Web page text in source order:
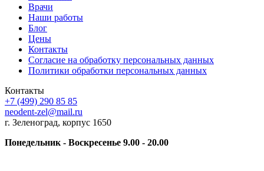
Врачи
Наши работы
Блог
Цены
Контакты
Согласие на обработку персональных данных
Политики обработки персональных данных
Контакты
+7 (499) 290 85 85
neodent-zel@mail.ru
г. Зеленоград, корпус 1650
Понедельник - Воскресенье 9.00 - 20.00